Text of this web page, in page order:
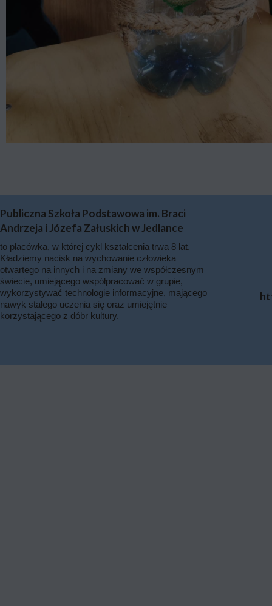
to placówka, w której cykl kształcenia trwa 8 lat.
Kładziemy nacisk na wychowanie człowieka
otwartego na innych i na zmiany we współczesnym
świecie, umiejącego współpracować w grupie,
wykorzystywać technologie informacyjne, mającego
nawyk stałego uczenia się oraz umiejętnie
korzystającego z dóbr kultury.
Publiczna Szkoła Podstawowa im. Braci
Andrzeja i Józefa Załuskich w Jedlance